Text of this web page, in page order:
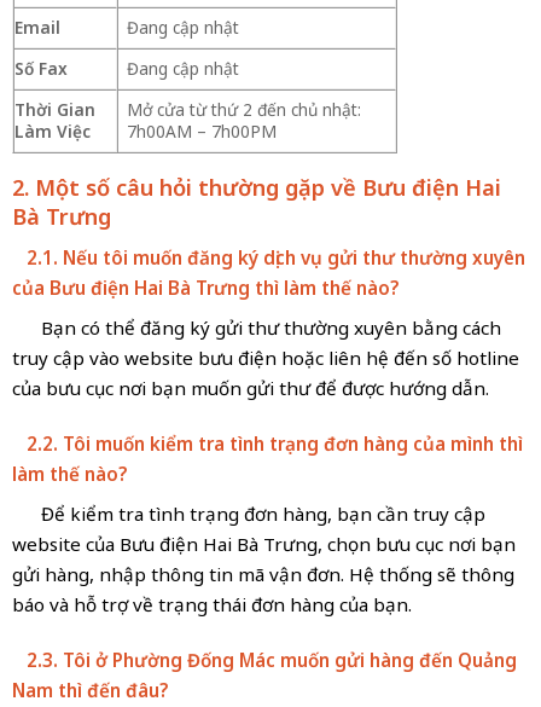
Email
Đang cập nhật
Số Fax
Đang cập nhật
Thời Gian
Làm Việc
Mở cửa từ thứ 2 đến chủ nhật:
7h00AM – 7h00PM
2. Một số câu hỏi thường gặp về Bưu điện Hai
Bà Trưng
2.1. Nếu tôi muốn đăng ký dịch vụ gửi thư thường xuyên
của Bưu điện Hai Bà Trưng thì làm thế nào?
Bạn có thể đăng ký gửi thư thường xuyên bằng cách
truy cập vào website bưu điện hoặc liên hệ đến số hotline
của bưu cục nơi bạn muốn gửi thư để được hướng dẫn.
2.2. Tôi muốn kiểm tra tình trạng đơn hàng của mình thì
làm thế nào?
Để kiểm tra tình trạng đơn hàng, bạn cần truy cập
website của Bưu điện Hai Bà Trưng, chọn bưu cục nơi bạn
gửi hàng, nhập thông tin mã vận đơn. Hệ thống sẽ thông
báo và hỗ trợ về trạng thái đơn hàng của bạn.
2.3. Tôi ở Phường Đống Mác muốn gửi hàng đến Quảng
Nam thì đến đâu?